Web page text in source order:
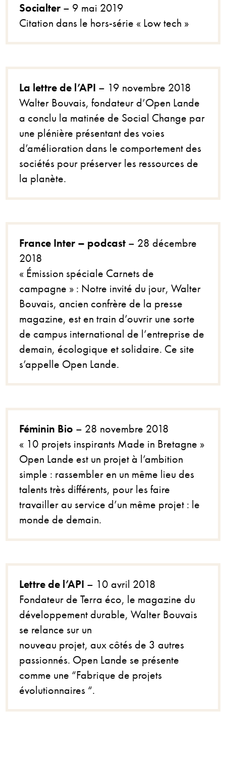
Socialter – 9 mai 2019
Citation dans le hors-série « Low tech »
La lettre de l’API – 19 novembre 2018
Walter Bouvais, fondateur d’Open Lande
a conclu la matinée de Social Change par
une plénière présentant des voies
d’amélioration dans le comportement des
sociétés pour préserver les ressources de
la planète.
France Inter – podcast – 28 décembre
2018
« Émission spéciale Carnets de
campagne » : Notre invité du jour, Walter
Bouvais, ancien confrère de la presse
magazine, est en train d’ouvrir une sorte
de campus international de l’entreprise de
demain, écologique et solidaire. Ce site
s’appelle Open Lande.
Féminin Bio – 28 novembre 2018
« 10 projets inspirants Made in Bretagne »
Open Lande est un projet à l’ambition
simple : rassembler en un même lieu des
talents très différents, pour les faire
travailler au service d’un même projet : le
monde de demain.
Lettre de l’API – 10 avril 2018
Fondateur de Terra éco, le magazine du
développement durable, Walter Bouvais
se relance sur un
nouveau projet, aux côtés de 3 autres
passionnés. Open Lande se présente
comme une “Fabrique de projets
évolutionnaires “.